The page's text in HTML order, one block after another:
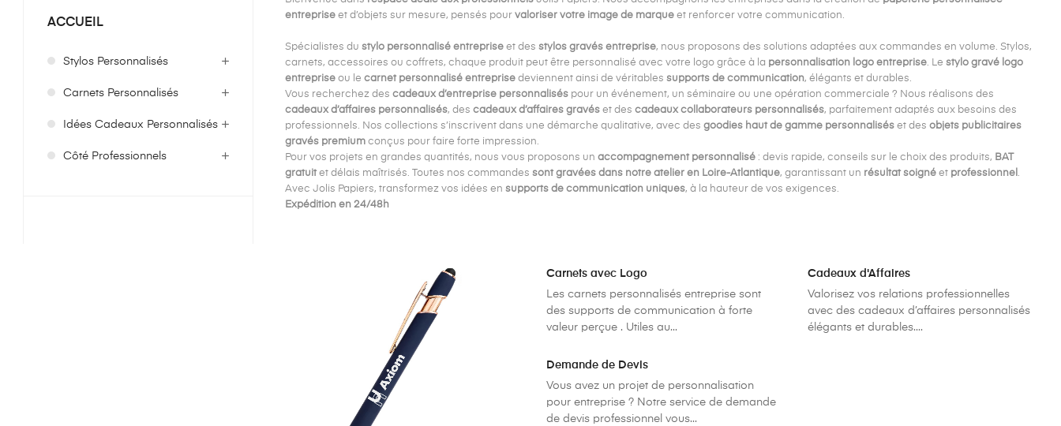
ACCUEIL
Stylos Personnalisés
Carnets Personnalisés
Idées Cadeaux Personnalisés
Côté Professionnels
entrepriseet d’objets sur mesure, pensés pour valoriser votre image de marqueet renforcer votre communication.
Spécialistes du stylo personnalisé entrepriseet des stylos gravés entreprise, nous proposons des solutions adaptées aux commandes en volume. Stylos,
carnets, accessoires ou coffrets, chaque produit peut être personnalisé avec votre logo grâce à la personnalisation logo entreprise. Le stylo gravé logo
entrepriseou le carnet personnalisé entreprisedeviennent ainsi de véritables supports de communication, élégants et durables.
Vous recherchez des cadeaux d’entreprise personnaliséspour un événement, un séminaire ou une opération commerciale ? Nous réalisons des
cadeaux d’affaires personnalisés, des cadeaux d’affaires gravéset des cadeaux collaborateurs personnalisés, parfaitement adaptés aux besoins des
professionnels. Nos collections s’inscrivent dans une démarche qualitative, avec des goodies haut de gamme personnaliséset des objets publicitaires
gravés premiumconçus pour faire forte impression.
Pour vos projets en grandes quantités, nous vous proposons un accompagnement personnalisé: devis rapide, conseils sur le choix des produits, BAT
gratuitet délais maîtrisés. Toutes nos commandes sont gravées dans notre atelier en Loire-Atlantique, garantissant un résultat soignéet professionnel .
Avec Jolis Papiers, transformez vos idées en supports de communication uniques, à la hauteur de vos exigences.
Expédition en 24/48h
Carnets avec Logo
Les carnets personnalisés entreprise sont
des supports de communication à forte
valeur perçue . Utiles au...
Cadeaux d'Affaires
Valorisez vos relations professionnelles
avec des cadeaux d’affaires personnalisés
élégants et durables....
Demande de Devis
Vous avez un projet de personnalisation
pour entreprise ? Notre service de demande
de devis professionnel vous...